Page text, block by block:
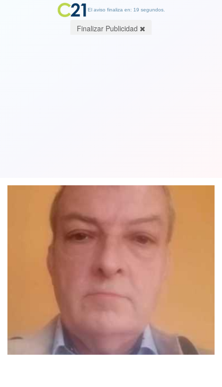
El aviso finaliza en: 19 segundos.
Finalizar Publicidad